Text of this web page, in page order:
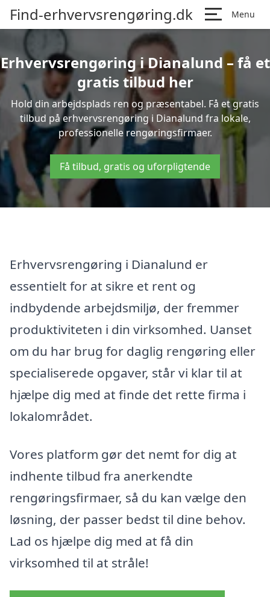
Find-erhvervsrengøring.dk Menu
Erhvervsrengøring i Dianalund – få et
gratis tilbud her
Hold din arbejdsplads ren og præsentabel. Få et gratis
tilbud på erhvervsrengøring i Dianalund fra lokale,
professionelle rengøringsfirmaer.
Få tilbud, gratis og uforpligtende
Erhvervsrengøring i Dianalund er
essentielt for at sikre et rent og
indbydende arbejdsmiljø, der fremmer
produktiviteten i din virksomhed. Uanset
om du har brug for daglig rengøring eller
specialiserede opgaver, står vi klar til at
hjælpe dig med at finde det rette firma i
lokalområdet.
Vores platform gør det nemt for dig at
indhente tilbud fra anerkendte
rengøringsfirmaer, så du kan vælge den
løsning, der passer bedst til dine behov.
Lad os hjælpe dig med at få din
virksomhed til at stråle!